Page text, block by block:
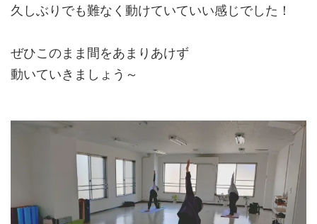
久しぶりでも難なく動けていていい感じでした！
ぜひこのまま間をあまりあけず
動いていきましょう～